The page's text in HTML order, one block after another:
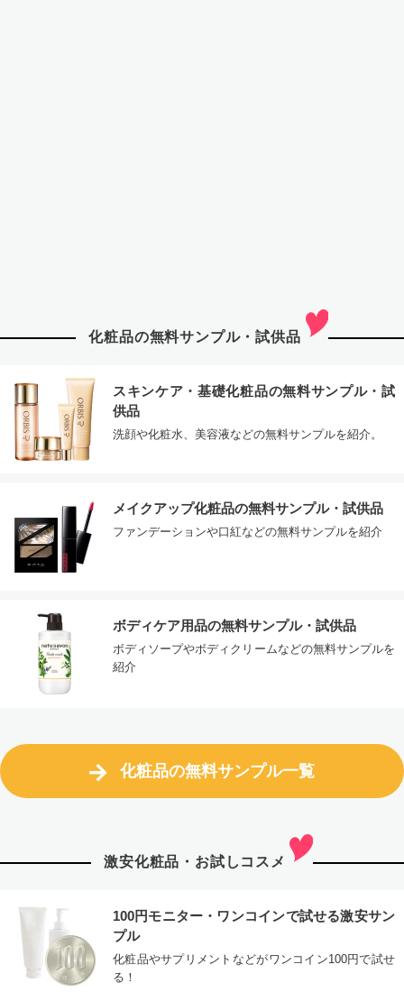
化粧品の無料サンプル・試供品
スキンケア・基礎化粧品の無料サンプル・試
供品
洗顔や化粧水、美容液などの無料サンプルを紹介。
メイクアップ化粧品の無料サンプル・試供品
ファンデーションや口紅などの無料サンプルを紹介
ボディケア用品の無料サンプル・試供品
ボディソープやボディクリームなどの無料サンプルを
紹介
化粧品の無料サンプル一覧
激安化粧品・お試しコスメ
100円モニター・ワンコインで試せる激安サン
プル
化粧品やサプリメントなどがワンコイン100円で試せ
る！